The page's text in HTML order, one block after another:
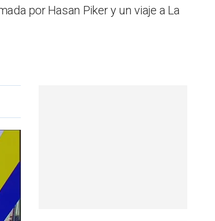
por Hasan Piker y un viaje a La